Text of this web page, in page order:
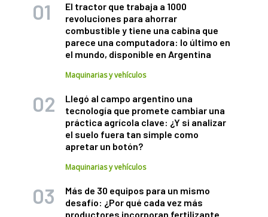
El tractor que trabaja a 1000
revoluciones para ahorrar
combustible y tiene una cabina que
parece una computadora: lo último en
el mundo, disponible en Argentina
Maquinarias y vehículos
Llegó al campo argentino una
tecnología que promete cambiar una
práctica agrícola clave: ¿Y si analizar
el suelo fuera tan simple como
apretar un botón?
Maquinarias y vehículos
Más de 30 equipos para un mismo
desafío: ¿Por qué cada vez más
productores incorporan fertilizante